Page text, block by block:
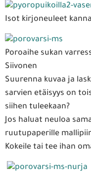
Isot kirjoneuleet
Poroaihe sukan
Siivonen
Suurenna kuvaa ja
sarvien etäisyys on
siihen tuleekaan?
Jos haluat neuloa
ruutupaperille
Kokeile tai tee ihan